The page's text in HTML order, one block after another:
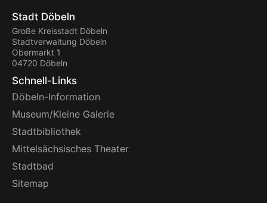
Stadt Döbeln
Große Kreisstadt Döbeln
Stadtverwaltung Döbeln
Obermarkt 1
04720 Döbeln
Schnell-Links
Döbeln-Information
Museum/Kleine Galerie
Stadtbibliothek
Mittelsächsisches Theater
Stadtbad
Sitemap